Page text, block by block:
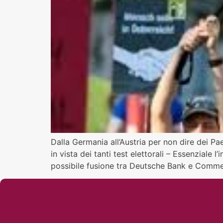
Dalla Germania all’Austria per non dire dei
in vista dei tanti test elettorali – Essenziale
possibile fusione tra Deutsche Bank e